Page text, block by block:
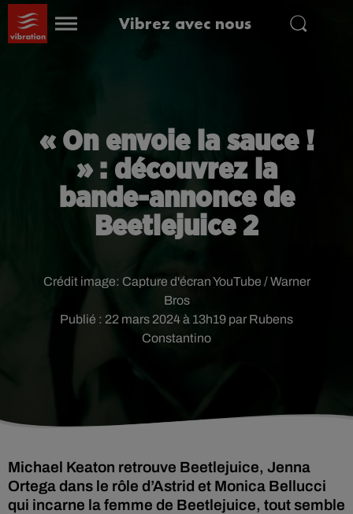
Vibrez avec nous
« On envoie la sauce !
» : découvrez la
bande-annonce de
Beetlejuice 2
Publié : 22 mars 2024 à 13h19 par Rubens
Constantino
Crédit image: Capture d'écran YouTube / Warner
Bros
Michael Keaton retrouve Beetlejuice, Jenna
Ortega dans le rôle d’Astrid et Monica Bellucci
qui incarne la femme de Beetlejuice, tout semble